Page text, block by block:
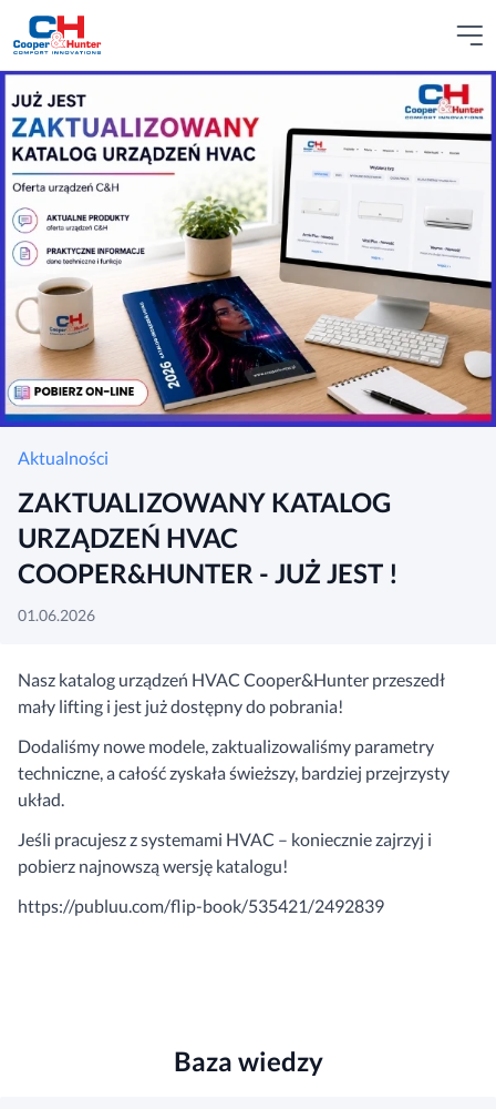
Aktualności
ZAKTUALIZOWANY KATALOG
URZĄDZEŃ HVAC
COOPER&HUNTER - JUŻ JEST !
01.06.2026
Nasz katalog urządzeń HVAC Cooper&Hunter przeszedł
mały lifting i jest już dostępny do pobrania!
Dodaliśmy nowe modele, zaktualizowaliśmy parametry
techniczne, a całość zyskała świeższy, bardziej przejrzysty
układ.
Jeśli pracujesz z systemami HVAC – koniecznie zajrzyj i
pobierz najnowszą wersję katalogu!
https://publuu.com/flip-book/535421/2492839
Baza wiedzy